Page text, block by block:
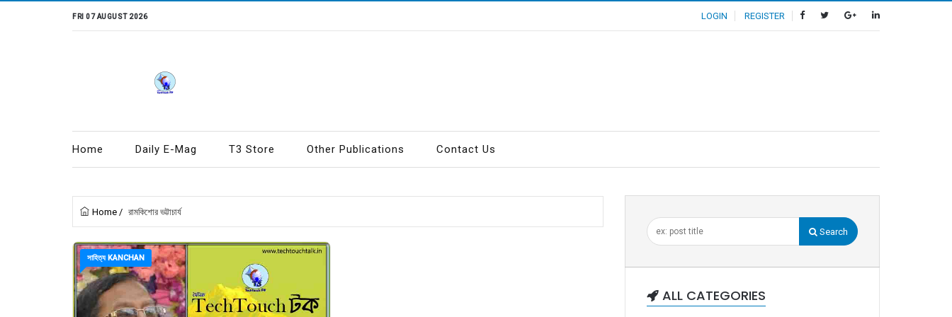
FRI 07 AUGUST 2026 LOGIN REGISTER
Home Daily E-Mag T3 Store Other Publications Contact Us
Home / রামকিশোর ভট্টাচার্য
সাহিত্য KANCHAN
Search
ALL CATEGORIES